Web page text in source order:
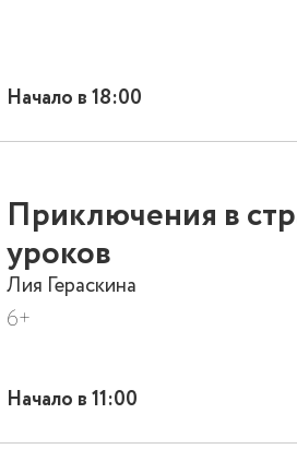
Начало в 18:00
Приключения в
уроков
Лия Гераскина
6+
Начало в 11:00